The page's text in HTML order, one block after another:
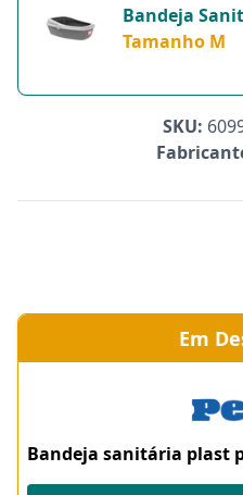
Bandeja
Gatos - 1
Tamanho M
SKU:
Em
Bandeja sanitária plast